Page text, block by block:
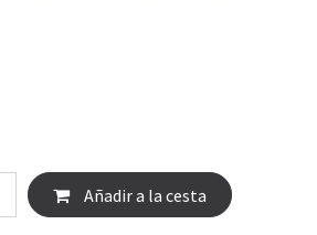
Añadir a la cesta